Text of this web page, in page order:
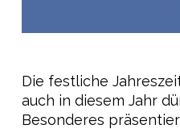
Die festliche
auch in diesem Jahr
Besonderes